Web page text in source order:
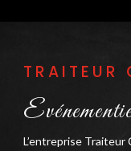
TRAITEUR
L’entreprise